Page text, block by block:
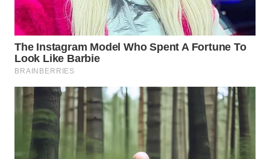
WN
SUMEDANG
WN
CIANJUR
WN
KEPULAUAN
SERIBU